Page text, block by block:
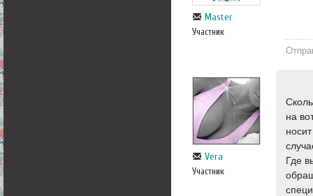
Master
Участник
Vera
Участник
на
Где